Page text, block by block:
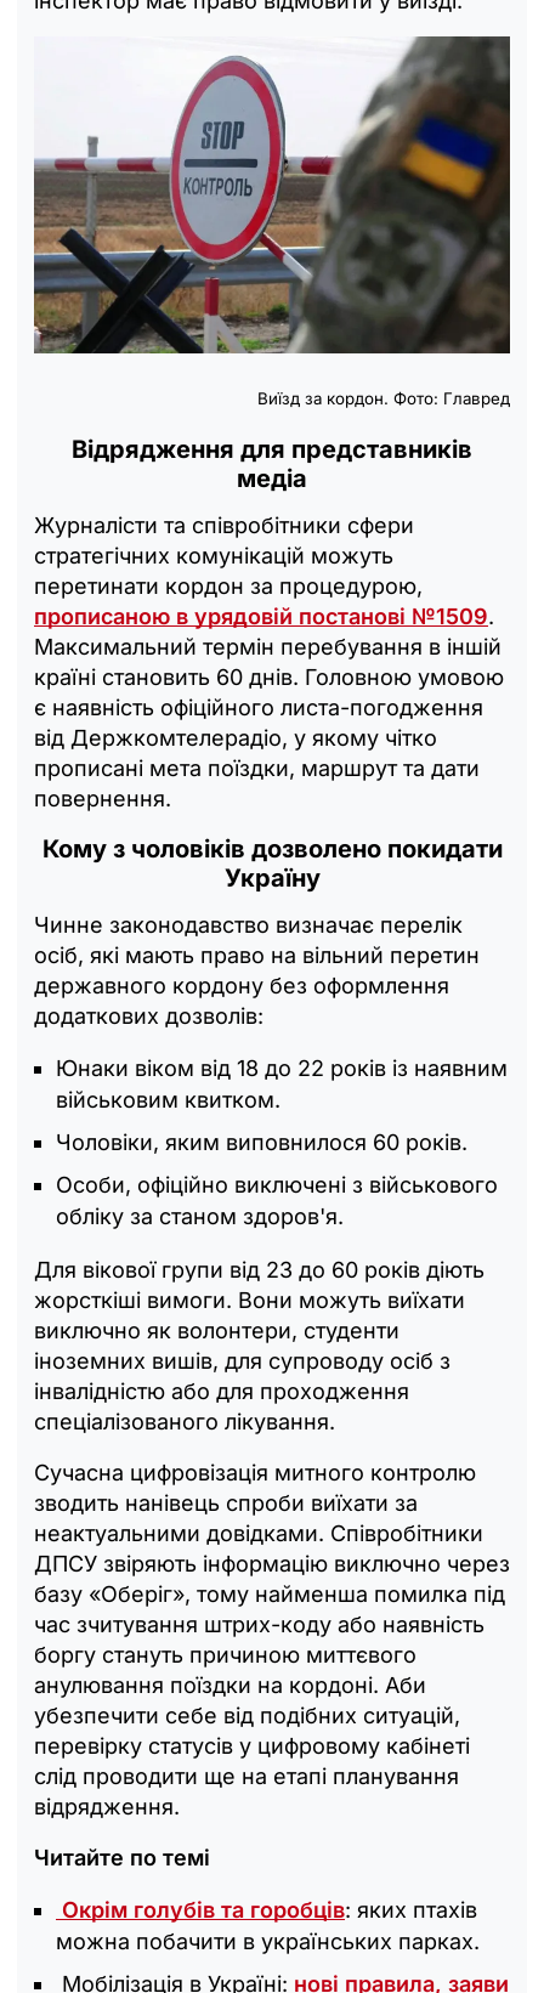
Виїзд за кордон. Фото: Главред
Відрядження для представників
медіа
Журналісти та співробітники сфери
стратегічних комунікацій можуть
перетинати кордон за процедурою,
прописаною в урядовій постанові №1509.
Максимальний термін перебування в іншій
країні становить 60 днів. Головною умовою
є наявність офіційного листа-погодження
від Держкомтелерадіо, у якому чітко
прописані мета поїздки, маршрут та дати
повернення.
Кому з чоловіків дозволено покидати
Україну
Чинне законодавство визначає перелік
осіб, які мають право на вільний перетин
державного кордону без оформлення
додаткових дозволів:
Юнаки віком від 18 до 22 років із наявним
військовим квитком.
Чоловіки, яким виповнилося 60 років.
Особи, офіційно виключені з військового
обліку за станом здоров'я.
Для вікової групи від 23 до 60 років діють
жорсткіші вимоги. Вони можуть виїхати
виключно як волонтери, студенти
іноземних вишів, для супроводу осіб з
інвалідністю або для проходження
спеціалізованого лікування.
Сучасна цифровізація митного контролю
зводить нанівець спроби виїхати за
неактуальними довідками. Співробітники
ДПСУ звіряють інформацію виключно через
базу «Оберіг», тому найменша помилка під
час зчитування штрих-коду або наявність
боргу стануть причиною миттєвого
анулювання поїздки на кордоні. Аби
убезпечити себе від подібних ситуацій,
перевірку статусів у цифровому кабінеті
слід проводити ще на етапі планування
відрядження.
Читайте по темі
Окрім голубів та горобців: яких птахів
можна побачити в українських парках.
Мобілізація в Україні: нові правила, заяви